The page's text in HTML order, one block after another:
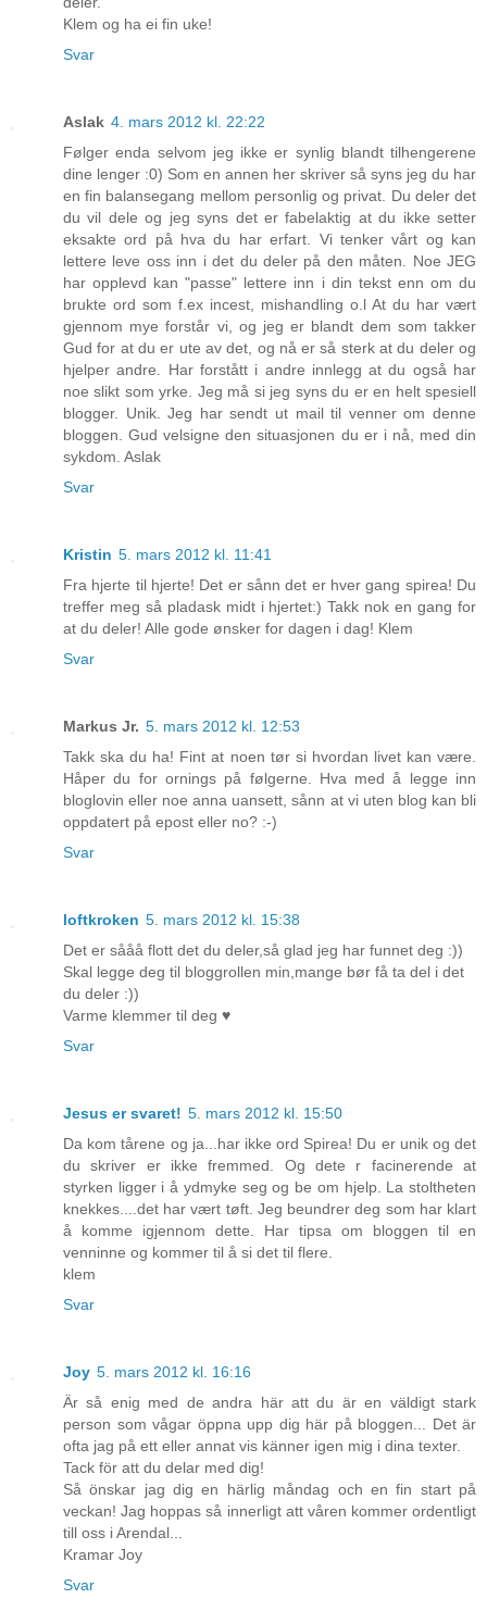
Klem og ha ei fin uke!
Svar
Aslak 4. mars 2012 kl. 22:22
Følger enda selvom jeg ikke er synlig blandt tilhengerene
dine lenger :0) Som en annen her skriver så syns jeg du har
en fin balansegang mellom personlig og privat. Du deler det
du vil dele og jeg syns det er fabelaktig at du ikke setter
eksakte ord på hva du har erfart. Vi tenker vårt og kan
lettere leve oss inn i det du deler på den måten. Noe JEG
har opplevd kan "passe" lettere inn i din tekst enn om du
brukte ord som f.ex incest, mishandling o.l At du har vært
gjennom mye forstår vi, og jeg er blandt dem som takker
Gud for at du er ute av det, og nå er så sterk at du deler og
hjelper andre. Har forstått i andre innlegg at du også har
noe slikt som yrke. Jeg må si jeg syns du er en helt spesiell
blogger. Unik. Jeg har sendt ut mail til venner om denne
bloggen. Gud velsigne den situasjonen du er i nå, med din
sykdom. Aslak
Svar
Kristin 5. mars 2012 kl. 11:41
Fra hjerte til hjerte! Det er sånn det er hver gang spirea! Du
treffer meg så pladask midt i hjertet:) Takk nok en gang for
at du deler! Alle gode ønsker for dagen i dag! Klem
Svar
Markus Jr. 5. mars 2012 kl. 12:53
Takk ska du ha! Fint at noen tør si hvordan livet kan være.
Håper du for ornings på følgerne. Hva med å legge inn
bloglovin eller noe anna uansett, sånn at vi uten blog kan bli
oppdatert på epost eller no? :-)
Svar
loftkroken 5. mars 2012 kl. 15:38
Det er sååå flott det du deler,så glad jeg har funnet deg :))
Skal legge deg til bloggrollen min,mange bør få ta del i det
du deler :))
Varme klemmer til deg ♥
Svar
Jesus er svaret! 5. mars 2012 kl. 15:50
Da kom tårene og ja...har ikke ord Spirea! Du er unik og det
du skriver er ikke fremmed. Og dete r facinerende at
styrken ligger i å ydmyke seg og be om hjelp. La stoltheten
knekkes....det har vært tøft. Jeg beundrer deg som har klart
å komme igjennom dette. Har tipsa om bloggen til en
venninne og kommer til å si det til flere.
klem
Svar
Joy 5. mars 2012 kl. 16:16
Är så enig med de andra här att du är en väldigt stark
person som vågar öppna upp dig här på bloggen... Det är
ofta jag på ett eller annat vis känner igen mig i dina texter.
Tack för att du delar med dig!
Så önskar jag dig en härlig måndag och en fin start på
veckan! Jag hoppas så innerligt att våren kommer ordentligt
till oss i Arendal...
Kramar Joy
Svar